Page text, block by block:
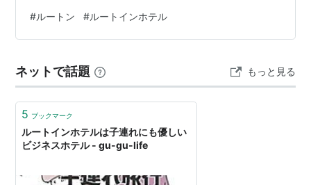
っ込みどころはあるのですが・・・え～話やなぁ（笑）
なんで、我が家はルートインホテルがお気に入りかと言
車場完備 ・大浴場がある 特に、後の２つがでかいです。
（私がホテルの部屋の小さなユニットバスが嫌いなの
#ルートン #ルートインホテル
ネットで話題 もっと見る
5 ブックマーク
ルートインホテルは子連れにも優しい
ビジネスホテル - gu-gu-life